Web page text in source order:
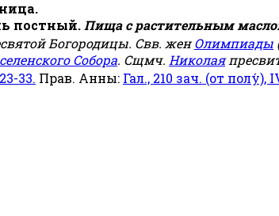
постный. Пища с растительным
Богородицы. Свв. женОлимпиады
Собора. Сщмч. Николая
33. Прав. Анны: Гал., 210 зач. (от полу́),